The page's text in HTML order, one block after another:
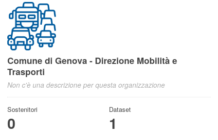
Comune di Genova - Direzione Mobilità e
Trasporti
Non c'è una descrizione per questa organizzazione
Sostenitori
0
Dataset
1